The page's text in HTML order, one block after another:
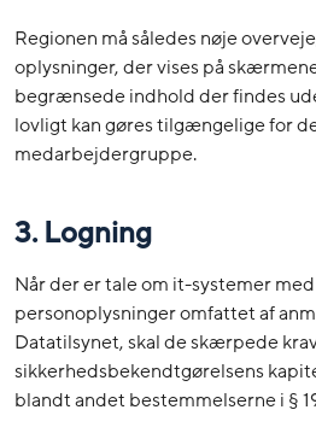
Regionen må således nøje
oplysninger, der vises på
begrænsede indhold der findes
lovligt kan gøres tilgængelige for
medarbejdergruppe.
3. Logning
Når der er tale om it-systemer
personoplysninger omfattet af
Datatilsynet, skal de skærpede
sikkerhedsbekendtgørelsens
blandt andet bestemmelserne i §